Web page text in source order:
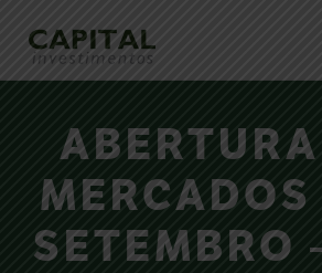
MERCADOS
SETEMBRO